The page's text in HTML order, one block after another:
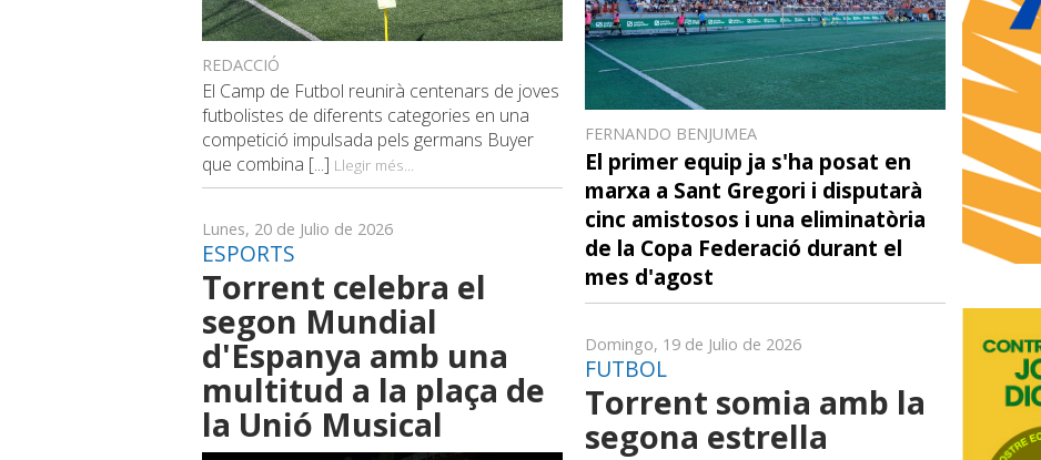
REDACCIÓ
El Camp de Futbol reunirà centenars de joves
futbolistes de diferents categories en una
competició impulsada pels germans Buyer
que combina [...] Llegir més...
Lunes, 20 de Julio de 2026
ESPORTS
Torrent celebra el
segon Mundial
d'Espanya amb una
multitud a la plaça de
la Unió Musical
FERNANDO BENJUMEA
El primer equip ja s'ha posat en
marxa a Sant Gregori i disputarà
cinc amistosos i una eliminatòria
de la Copa Federació durant el
mes d'agost
Domingo, 19 de Julio de 2026
FUTBOL
Torrent somia amb la
segona estrella